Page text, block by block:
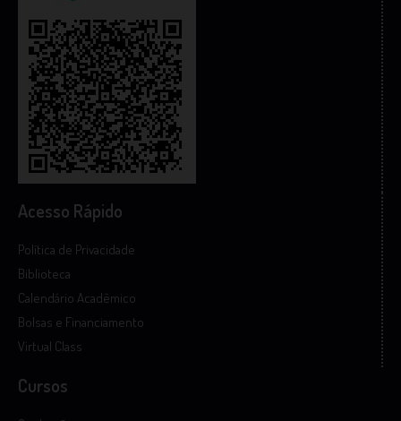
Acesso Rápido
Política de Privacidade
Biblioteca
Calendário Acadêmico
Bolsas e Financiamento
Virtual Class
Cursos